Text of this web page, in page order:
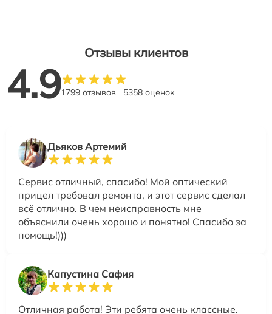
Отзывы клиентов
4.91799 отзывов 5358 оценок
Дьяков Артемий
Сервис отличный, спасибо! Мой оптический
прицел требовал ремонта, и этот сервис сделал
всё отлично. В чем неисправность мне
объяснили очень хорошо и понятно! Спасибо за
помощь!)))
Капустина Сафия
Отличная работа! Эти ребята очень классные.